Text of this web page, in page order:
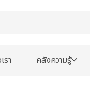
รา คลังความรู้